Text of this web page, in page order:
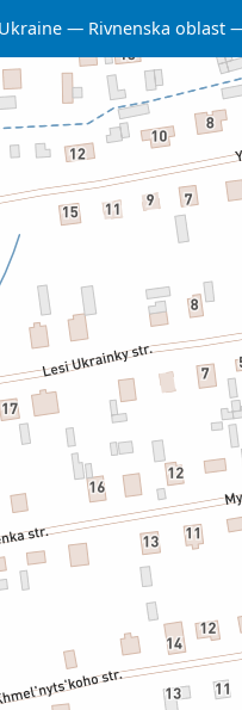
Ukraine Rivnenska oblast